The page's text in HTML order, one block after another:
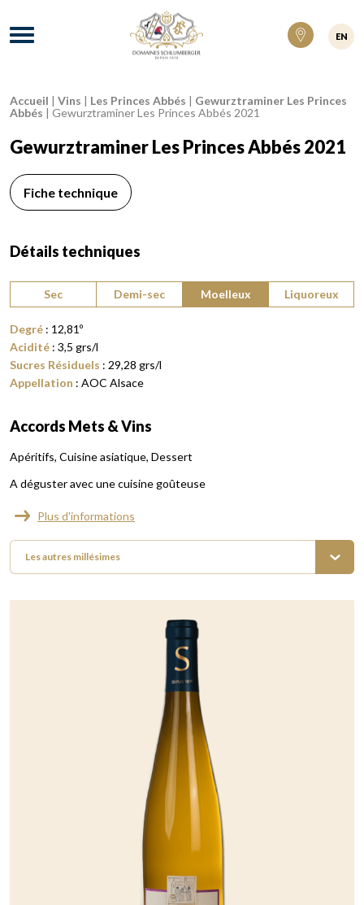
Domaines Schlumberger Vignerons 100%
Menu
EN
Fil d'Ariane :
Accueil | Vins | Les Princes Abbés | Gewurztraminer Les Princes
Abbés | Gewurztraminer Les Princes Abbés 2021
Gewurztraminer Les Princes Abbés 2021
Fiche technique
Détails techniques
Sec
Demi-sec Moelleux Liquoreux
Degré : 12,81º
Acidité : 3,5 grs/l
Sucres Résiduels : 29,28 grs/l
Appellation : AOC Alsace
Accords Mets & Vins
Apéritifs Cuisine asiatique Dessert
A déguster avec une cuisine goûteuse
Plus d'informations
Les autres millésimes